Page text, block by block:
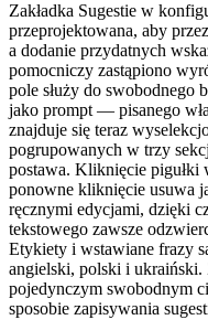
Zakładka Sugestie w
przeprojektowana, aby
a dodanie przydatnych
pomocniczy zastąpiono
pole służy do
jako prompt — pisanego
znajduje się teraz
pogrupowanych w trzy
postawa. Kliknięcie pigułki
ponowne kliknięcie usuwa
ręcznymi edycjami, dzięki
tekstowego zawsze
Etykiety i wstawiane frazy
angielski, polski i ukraiński.
pojedynczym swobodnym
sposobie zapisywania